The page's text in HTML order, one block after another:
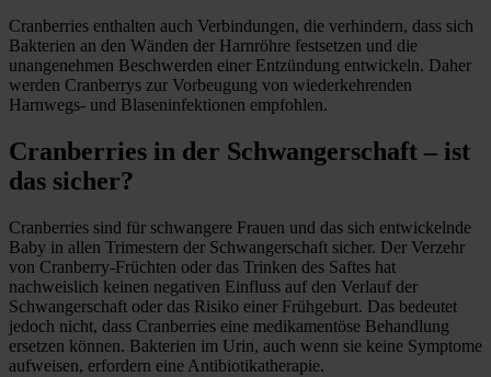
Cranberries enthalten auch Verbindungen, die verhindern, dass sich
Bakterien an den Wänden der Harnröhre festsetzen und die
unangenehmen Beschwerden einer Entzündung entwickeln. Daher
werden Cranberrys zur Vorbeugung von wiederkehrenden
Harnwegs- und Blaseninfektionen empfohlen.
Cranberries in der Schwangerschaft – ist
das sicher?
Cranberries sind für schwangere Frauen und das sich entwickelnde
Baby in allen Trimestern der Schwangerschaft sicher. Der Verzehr
von Cranberry-Früchten oder das Trinken des Saftes hat
nachweislich keinen negativen Einfluss auf den Verlauf der
Schwangerschaft oder das Risiko einer Frühgeburt. Das bedeutet
jedoch nicht, dass Cranberries eine medikamentöse Behandlung
ersetzen können. Bakterien im Urin, auch wenn sie keine Symptome
aufweisen, erfordern eine Antibiotikatherapie.